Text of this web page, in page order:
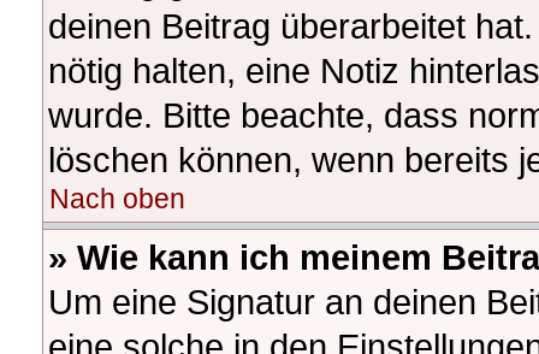
deinen Beitrag überarbeitet
nötig halten, eine Notiz
wurde. Bitte beachte, dass
löschen können, wenn bereits
Nach oben
» Wie kann ich meinem
Um eine Signatur an deinen